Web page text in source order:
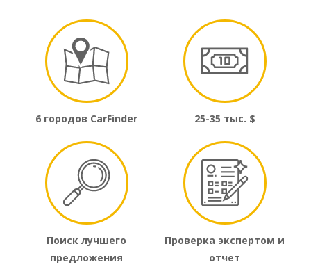
6 городов CarFinder 25-35 тыс. $
Поиск лучшего
предложения
Проверка экспертом и
отчет